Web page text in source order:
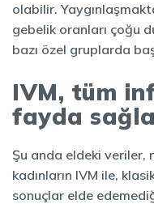
olabilir.
gebelik oranları çoğu
bazı özel gruplarda
IVM, tüm
fayda
Şu anda eldeki veriler,
kadınların IVM ile,
sonuçlar elde